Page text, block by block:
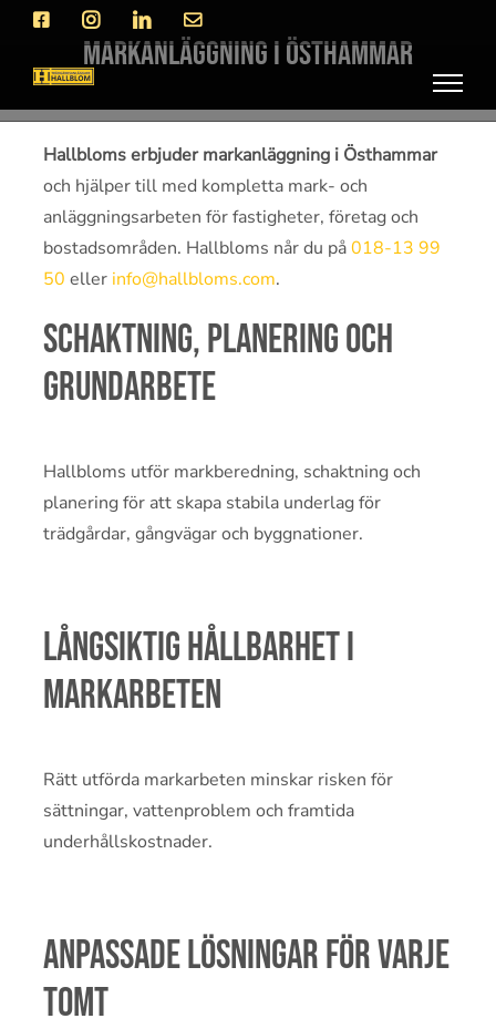
Fortsätt
innehållet
FacebookInstagramLinkedIn
E-
Markanläggning i Östhammar
Hallbloms erbjuder markanläggning i Östhammar
och hjälper till med kompletta mark- och
anläggningsarbeten för fastigheter, företag och
bostadsområden. Hallbloms når du på018-13 99
50 eller info@hallbloms.com.
Schaktning, planering och
grundarbete
Hallbloms utför markberedning, schaktning och
planering för att skapa stabila underlag för
trädgårdar, gångvägar och byggnationer.
Långsiktig hållbarhet i
markarbeten
Rätt utförda markarbeten minskar risken för
sättningar, vattenproblem och framtida
underhållskostnader.
Anpassade lösningar för varje
tomt